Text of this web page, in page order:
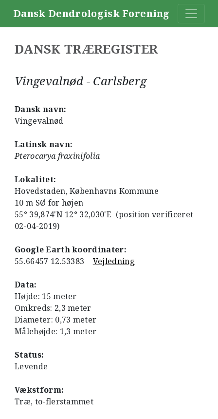
Dansk Dendrologisk Forening
DANSK TRÆREGISTER
Vingevalnød - Carlsberg
Dansk navn:
Vingevalnød
Latinsk navn:
Pterocarya fraxinifolia
Lokalitet:
Hovedstaden, Københavns Kommune
10 m SØ for højen
55° 39,874'N 12° 32,030'E (position verificeret
02-04-2019)
Google Earth koordinater:
55.66457 12.53383 Vejledning
Data:
Højde: 15 meter
Omkreds: 2,3 meter
Diameter: 0,73 meter
Målehøjde: 1,3 meter
Status:
Levende
Vækstform:
Træ, to-flerstammet